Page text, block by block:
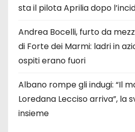
sta il pilota Aprilia dopo
Andrea Bocelli, furto da
di Forte dei Marmi: ladri in
ospiti erano fuori
Albano rompe gli indugi: “Il
Loredana Lecciso arriva”, la
insieme